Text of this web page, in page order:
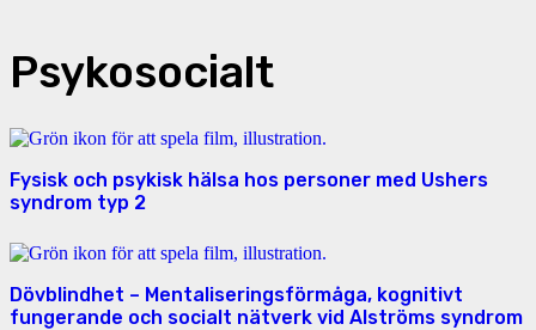
Psykosocialt
Fysisk och psykisk hälsa hos personer med Ushers
syndrom typ 2
Dövblindhet – Mentaliseringsförmåga, kognitivt
fungerande och socialt nätverk vid Alströms syndrom